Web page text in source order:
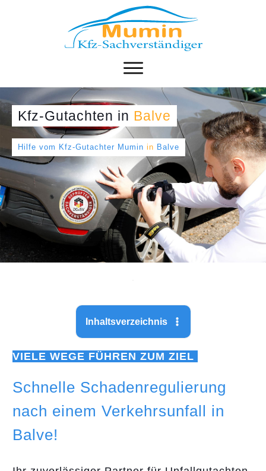
Kfz-Gutachten in Balve
Hilfe vom Kfz-Gutachter Mumin in Balve
Inhaltsverzeichnis
VIELE WEGE FÜHREN ZUM ZIEL
Schnelle Schadenregulierung
nach einem Verkehrsunfall in
Balve!